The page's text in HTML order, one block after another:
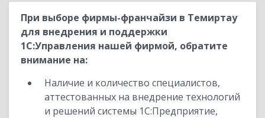
При выборе фирмы-франчайзи в Темиртау
для внедрения и поддержки
1С:Управления нашей фирмой, обратите
внимание на:
Наличие и количество специалистов,
аттестованных на внедрение технологий
и решений системы 1С:Предприятие,